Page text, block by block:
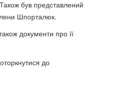
був представлений
Шпорталюк.
документи про її
до